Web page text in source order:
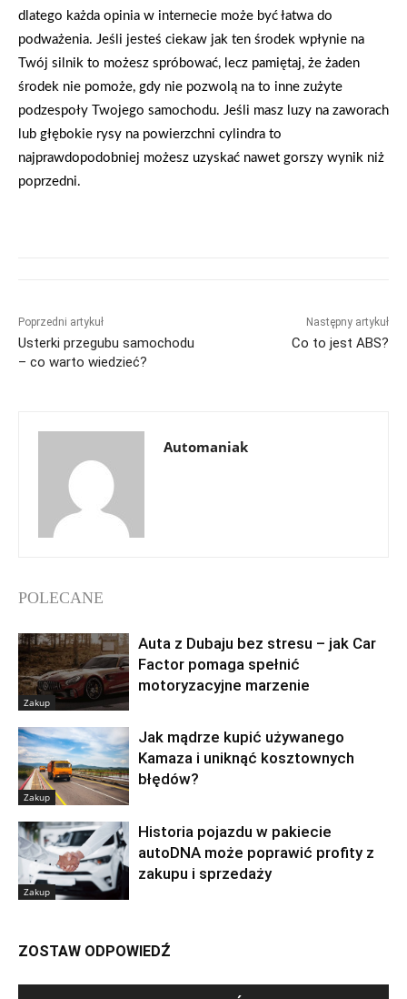
dlatego każda opinia w internecie może być łatwa do
podważenia. Jeśli jesteś ciekaw jak ten środek wpłynie na
Twój silnik to możesz spróbować, lecz pamiętaj, że żaden
środek nie pomoże, gdy nie pozwolą na to inne zużyte
podzespoły Twojego samochodu. Jeśli masz luzy na zaworach
lub głębokie rysy na powierzchni cylindra to
najprawdopodobniej możesz uzyskać nawet gorszy wynik niż
poprzedni.
Poprzedni artykuł
Usterki przegubu samochodu
– co warto wiedzieć?
Następny artykuł
Co to jest ABS?
Automaniak
POLECANE
Zakup
Auta z Dubaju bez stresu – jak Car
Factor pomaga spełnić
motoryzacyjne marzenie
Zakup
Jak mądrze kupić używanego
Kamaza i uniknąć kosztownych
błędów?
Zakup
Historia pojazdu w pakiecie
autoDNA może poprawić profity z
zakupu i sprzedaży
ZOSTAW ODPOWIEDŹ